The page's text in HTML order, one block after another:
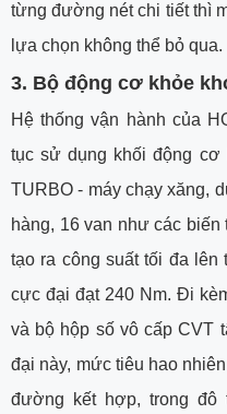
từng đường nét chi tiết thì
lựa chọn không thể bỏ qua.
3. Bộ động cơ khỏe
Hệ thống vận hành của
tục sử dụng khối động cơ
TURBO - máy chạy xăng,
hàng, 16 van như các
tạo ra công suất tối đa
cực đại đạt 240 Nm. Đi
và bộ hộp số vô cấp CVT
đại này, mức tiêu hao
đường kết hợp, trong